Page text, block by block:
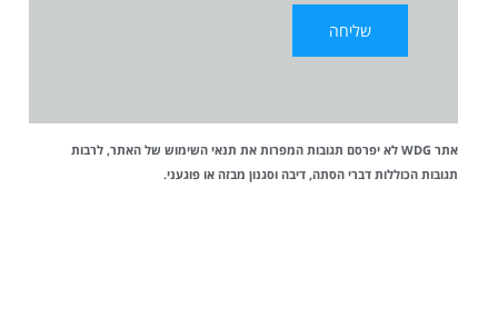
אתר WDG לא יפרסם תגובות המפרות את תנאי השימוש של האתר, לרבות
תגובות הכוללות דברי הסתה, דיבה וסגנון מבזה או פוגעני.